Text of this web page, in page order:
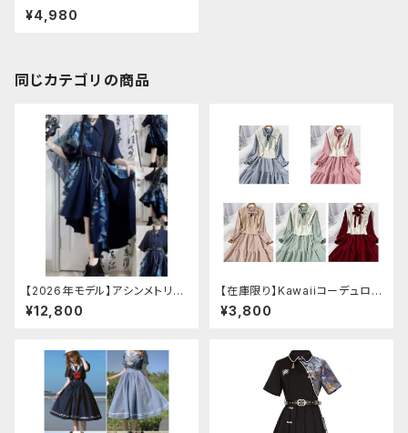
ース
¥4,980
同じカテゴリの商品
【2026年モデル】アシンメトリー
チャイナ改良ドレス
¥12,800
【在庫限り】Kawaiiコーデュロイ
ニットワンピースセットアップ
¥3,800